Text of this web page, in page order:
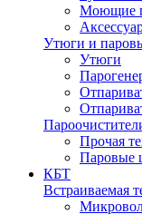
Моющие
Утюги и
Утюги
Прочая
Паровые
КБТ
Встраиваемая